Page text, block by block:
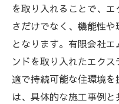
を取り入れることで、
さだけでなく、機能性
となります。有限会社
ンドを取り入れたエク
適で持続可能な住環境
は、具体的な施工事例